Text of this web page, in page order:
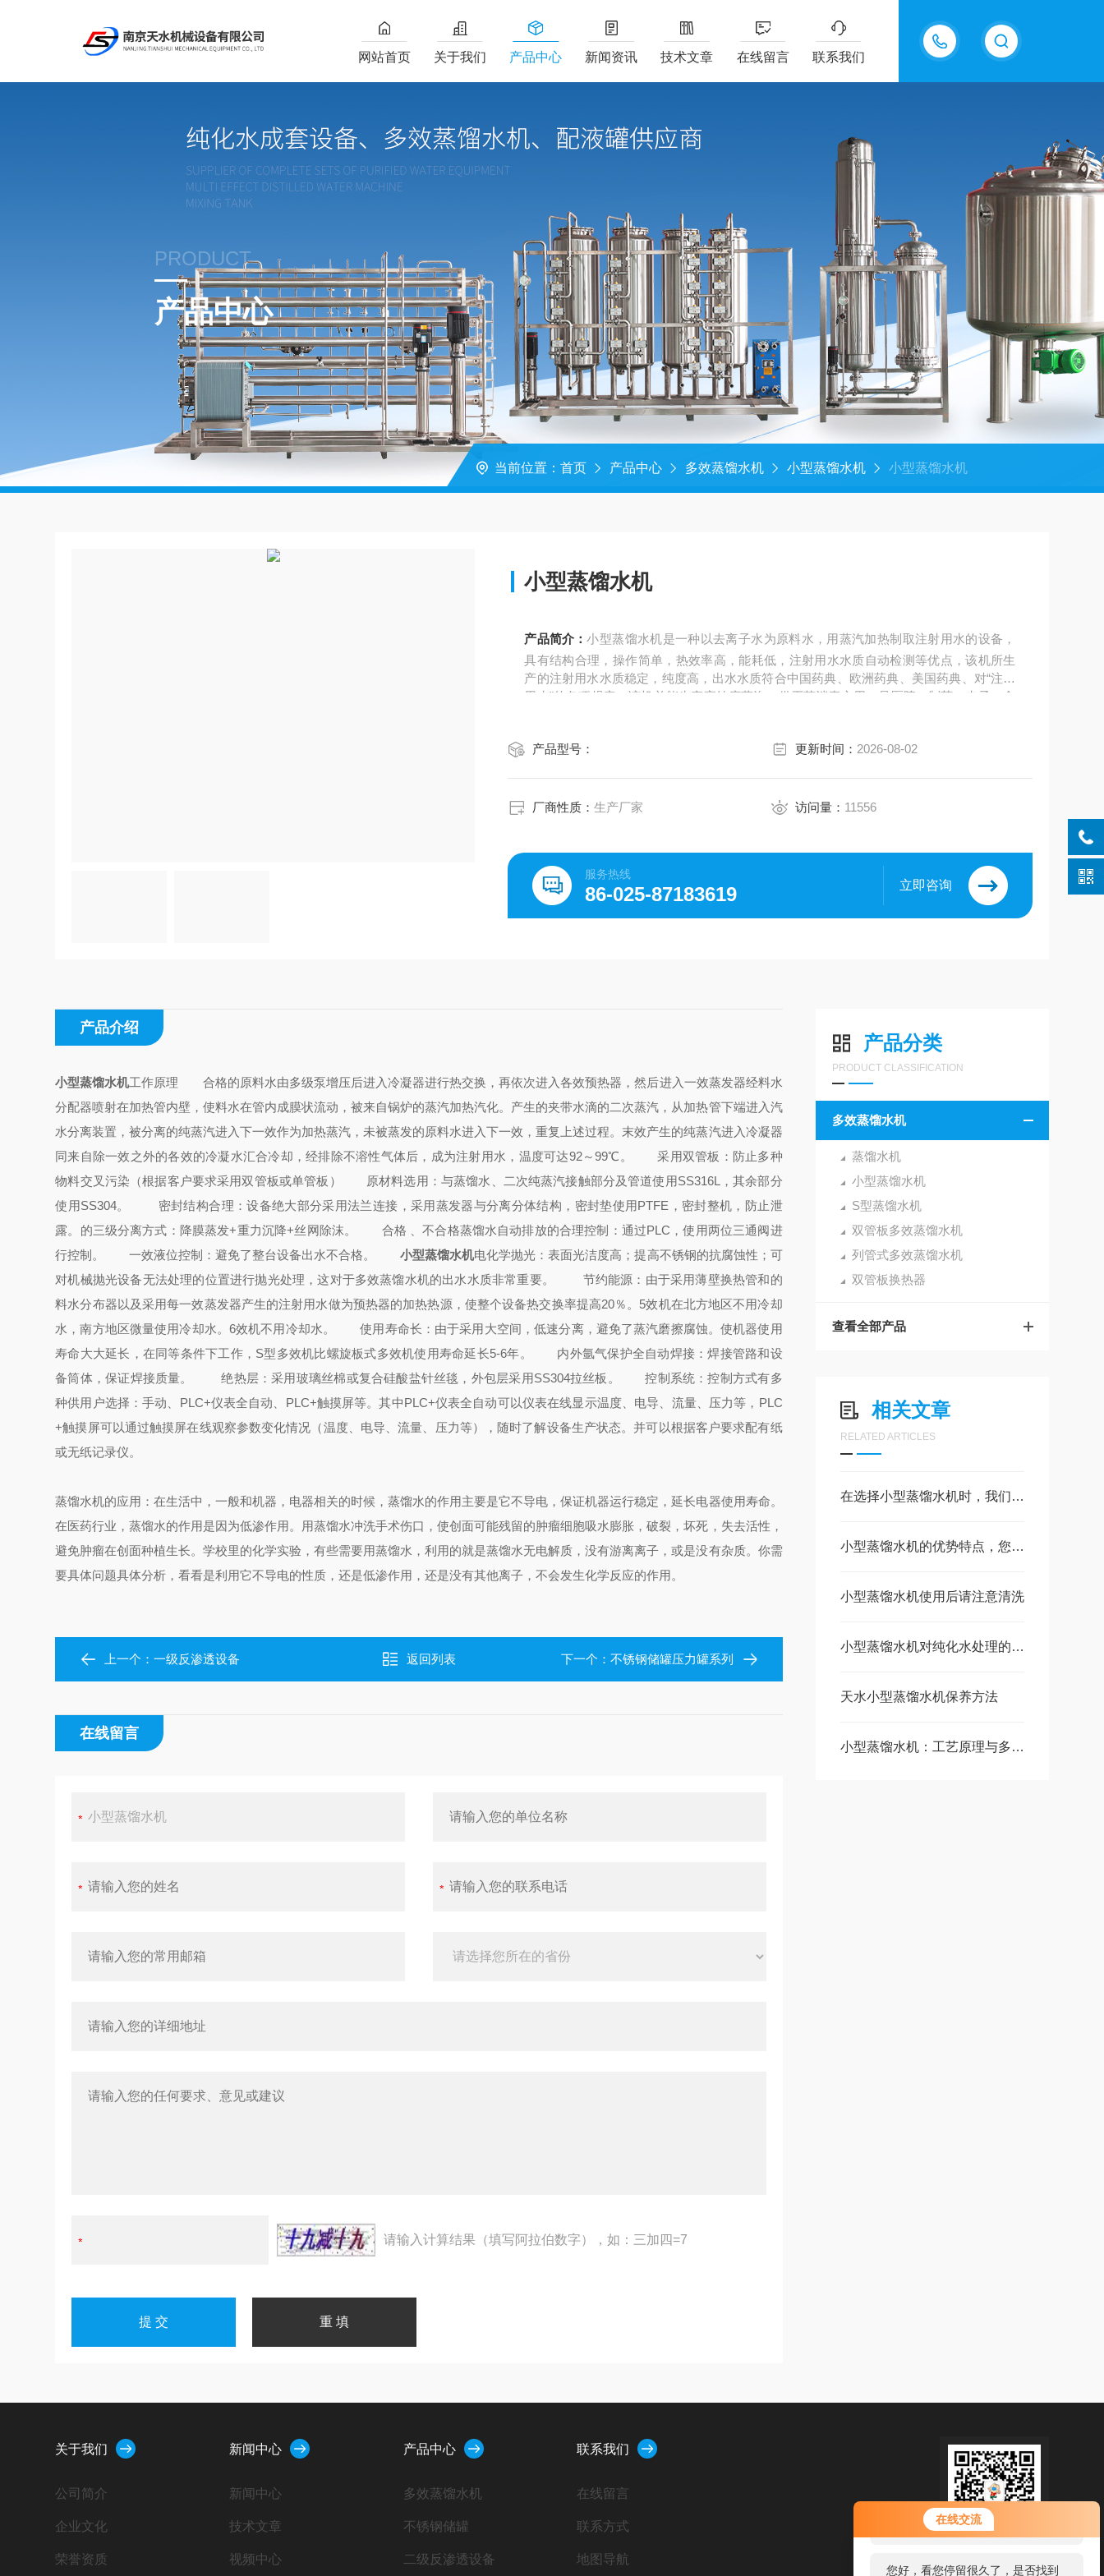
在线交流
您好！欢迎前来咨询，很高兴为您
服务，请问您要咨询什么问题呢？
您好，看您停留很久了，是否找到
13770985289
网站首页 关于我们 产品中心 新闻资讯 技术文章 在线留言 联系我们
PRODUCT
产品中心
当前位置： 首页 产品中心 多效蒸馏水机 小型蒸馏水机 小型蒸馏水机
小型蒸馏水机
产品简介：小型蒸馏水机是一种以去离子水为原料水，用蒸汽加热制取注射用水的设备，
具有结构合理，操作简单，热效率高，能耗低，注射用水水质自动检测等优点，该机所生
产的注射用水水质稳定，纯度高，出水水质符合中国药典、欧洲药典、美国药典、对“注射
用水"的各项规定。该机并能生产高纯度蒸汽，供灭菌消毒之用，是医院、制药、电子、食
产品型号： 更新时间： 2026-08-02
厂商性质：生产厂家 访问量： 11556
服务热线
86-025-87183619 立即咨询
产品分类
PRODUCT CLASSIFICATION
多效蒸馏水机
蒸馏水机
小型蒸馏水机
S型蒸馏水机
双管板多效蒸馏水机
列管式多效蒸馏水机
双管板换热器
查看全部产品
相关文章
RELATED ARTICLES
在选择小型蒸馏水机时，我们需要注意的一些事项
小型蒸馏水机的优势特点，您都知道吗？
小型蒸馏水机使用后请注意清洗
小型蒸馏水机对纯化水处理的工艺流程
天水小型蒸馏水机保养方法
小型蒸馏水机：工艺原理与多元应用场景解析
产品介绍
小型蒸馏水机工作原理 合格的原料水由多级泵增压后进入冷凝器进行热交换，再依次进入各效预热器，然后进入一效蒸发器经料水
分配器喷射在加热管内壁，使料水在管内成膜状流动，被来自锅炉的蒸汽加热汽化。产生的夹带水滴的二次蒸汽，从加热管下端进入汽
水分离装置，被分离的纯蒸汽进入下一效作为加热蒸汽，未被蒸发的原料水进入下一效，重复上述过程。末效产生的纯蒸汽进入冷凝器
同来自除一效之外的各效的冷凝水汇合冷却，经排除不溶性气体后，成为注射用水，温度可达92～99℃。
采用双管板：防止多种
物料交叉污染（根据客户要求采用双管板或单管板）
原材料选用：与蒸馏水、二次纯蒸汽接触部分及管道使用SS316L，其余部分
使用SS304。
密封结构合理：设备绝大部分采用法兰连接，采用蒸发器与分离分体结构，密封垫使用PTFE，密封整机，防止泄
露。的三级分离方式：降膜蒸发+重力沉降+丝网除沫。
合格 、不合格蒸馏水自动排放的合理控制：通过PLC，使用两位三通阀进
行控制。
一效液位控制：避免了整台设备出水不合格。 小型蒸馏水机电化学抛光：表面光洁度高；提高不锈钢的抗腐蚀性；可
对机械抛光设备无法处理的位置进行抛光处理，这对于多效蒸馏水机的出水水质非常重要。
节约能源：由于采用薄壁换热管和的
料水分布器以及采用每一效蒸发器产生的注射用水做为预热器的加热热源，使整个设备热交换率提高20％。5效机在北方地区不用冷却
水，南方地区微量使用冷却水。6效机不用冷却水。
使用寿命长：由于采用大空间，低速分离，避免了蒸汽磨擦腐蚀。使机器使用
寿命大大延长，在同等条件下工作，S型多效机比螺旋板式多效机使用寿命延长5-6年。
内外氩气保护全自动焊接：焊接管路和设
备筒体，保证焊接质量。
绝热层：采用玻璃丝棉或复合硅酸盐针丝毯，外包层采用SS304拉丝板。
控制系统：控制方式有多
种供用户选择：手动、PLC+仪表全自动、PLC+触摸屏等。其中PLC+仪表全自动可以仪表在线显示温度、电导、流量、压力等，PLC
+触摸屏可以通过触摸屏在线观察参数变化情况（温度、电导、流量、压力等），随时了解设备生产状态。并可以根据客户要求配有纸
或无纸记录仪。
蒸馏水机的应用：在生活中，一般和机器，电器相关的时候，蒸馏水的作用主要是它不导电，保证机器运行稳定，延长电器使用寿命。
在医药行业，蒸馏水的作用是因为低渗作用。用蒸馏水冲洗手术伤口，使创面可能残留的肿瘤细胞吸水膨胀，破裂，坏死，失去活性，
避免肿瘤在创面种植生长。学校里的化学实验，有些需要用蒸馏水，利用的就是蒸馏水无电解质，没有游离离子，或是没有杂质。你需
要具体问题具体分析，看看是利用它不导电的性质，还是低渗作用，还是没有其他离子，不会发生化学反应的作用。
上一个：一级反渗透设备 返回列表 下一个： 不锈钢储罐压力罐系列
在线留言
请输入计算结果（填写阿拉伯数字），如：三加四=7
关于我们
公司简介
企业文化
荣誉资质
新闻中心
新闻中心
技术文章
视频中心
产品中心
多效蒸馏水机
不锈钢储罐
二级反渗透设备
联系我们
在线留言
联系方式
地图导航